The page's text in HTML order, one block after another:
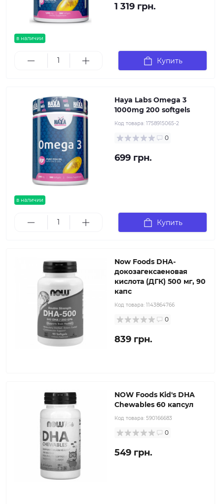
в наличии
1 319 грн.
Купить
в наличии
Haya Labs Omega 3
1000mg 200 softgels
Код товара: 1758915065-2
0
699 грн.
Купить
Now Foods DHA-
докозагексаеновая
кислота (ДГК) 500 мг, 90
капс
Код товара: 1143864766
0
839 грн.
NOW Foods Kid's DHA
Chewables 60 капсул
Код товара: 590166683
0
549 грн.